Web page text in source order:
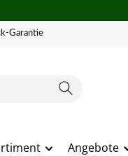
Garantie
Angebote